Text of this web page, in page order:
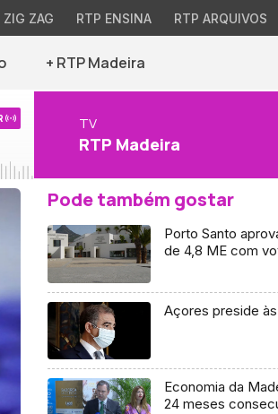
ZIG ZAG RTP ENSINA RTP ARQUIVOS
+ RTP Madeira
TV
RTP Madeira
Pode também gostar
Porto Santo
de 4,8 ME com
Açores preside
Economia da
24 meses